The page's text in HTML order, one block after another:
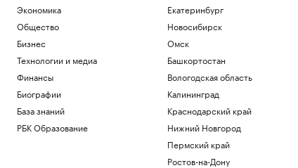
Экономика
Общество
Бизнес
Технологии и медиа
Финансы
Биографии
База знаний
РБК Образование
Екатеринбург
Новосибирск
Омск
Башкортостан
Вологодская область
Калининград
Краснодарский край
Нижний Новгород
Пермский край
Ростов-на-Дону